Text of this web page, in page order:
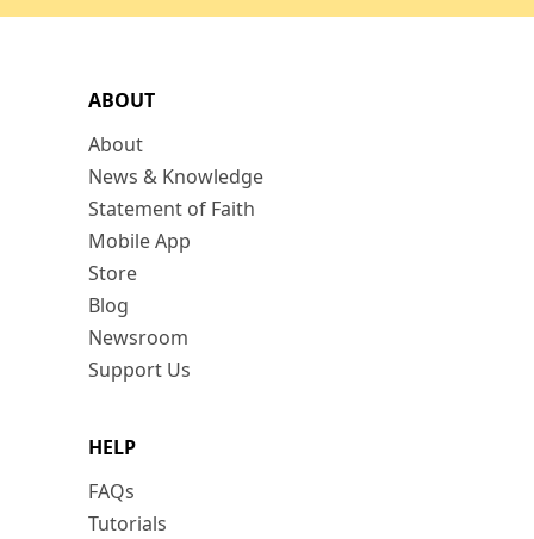
ABOUT
About
News & Knowledge
Statement of Faith
Mobile App
Store
Blog
Newsroom
Support Us
HELP
FAQs
Tutorials